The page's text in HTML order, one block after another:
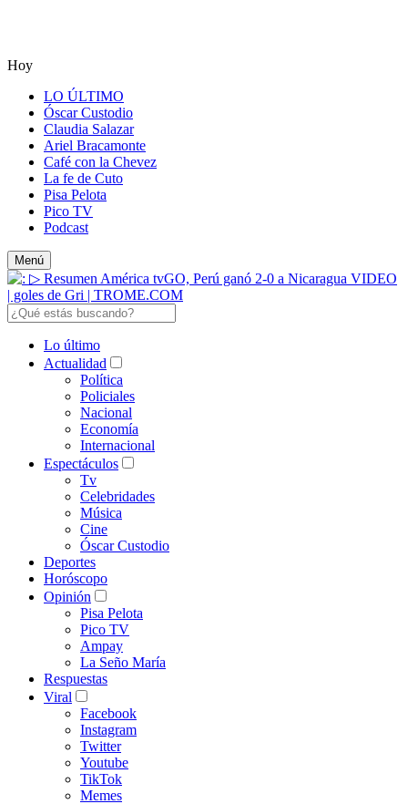
Hoy
LO ÚLTIMO
Óscar Custodio
Claudia Salazar
Ariel Bracamonte
Café con la Chevez
La fe de Cuto
Pisa Pelota
Pico TV
Podcast
Menú
Lo último
Actualidad
Política
Policiales
Nacional
Economía
Internacional
Espectáculos
Tv
Celebridades
Música
Cine
Óscar Custodio
Deportes
Horóscopo
Opinión
Pisa Pelota
Pico TV
Ampay
La Seño María
Respuestas
Viral
Facebook
Instagram
Twitter
Youtube
TikTok
Memes